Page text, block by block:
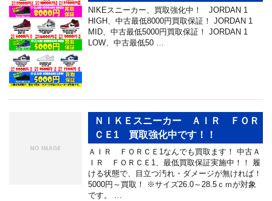
NIKEスニーカー、買取強化中！ JORDAN 1
HIGH、中古最低8000円買取保証！ JORDAN 1
MID、中古最低5000円買取保証！ JORDAN 1
LOW、中古最低50 …
ＮＩＫＥスニーカー ＡＩＲ ＦＯＲ
ＣＥ1 買取強化中です！！
ＡＩＲ ＦＯＲＣＥ1なんでも買取ます！ 中古Ａ
ＩＲ ＦＯＲＣＥ1、最低買取保証実施中！！ 履
ける状態で、目立つ汚れ・ダメージが無ければ！
5000円～買取！ ※サイズ26.0～28.5ｃｍが対象
です。 …